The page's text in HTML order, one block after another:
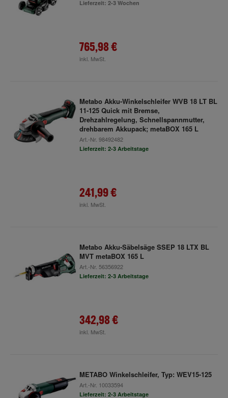
Lieferzeit: 2-3 Wochen
765,98 €
inkl. MwSt.
Metabo Akku-Winkelschleifer WVB 18 LT BL
11-125 Quick mit Bremse,
Drehzahlregelung, Schnellspannmutter,
drehbarem Akkupack; metaBOX 165 L
Art.-Nr. 98492482
Lieferzeit: 2-3 Arbeitstage
241,99 €
inkl. MwSt.
Metabo Akku-Säbelsäge SSEP 18 LTX BL
MVT metaBOX 165 L
Art.-Nr. 56356922
Lieferzeit: 2-3 Arbeitstage
342,98 €
inkl. MwSt.
METABO Winkelschleifer, Typ: WEV15-125
Art.-Nr. 10033594
Lieferzeit: 2-3 Arbeitstage